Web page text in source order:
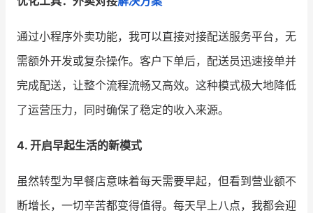
通过小程序外卖功能，我可以直接对接配送服务平台，无
需额外开发或复杂操作。客户下单后，配送员迅速接单并
完成配送，让整个流程流畅又高效。这种模式极大地降低
了运营压力，同时确保了稳定的收入来源。
4. 开启早起生活的新模式
虽然转型为早餐店意味着每天需要早起，但看到营业额不
断增长，一切辛苦都变得值得。每天早上八点，我都会迎